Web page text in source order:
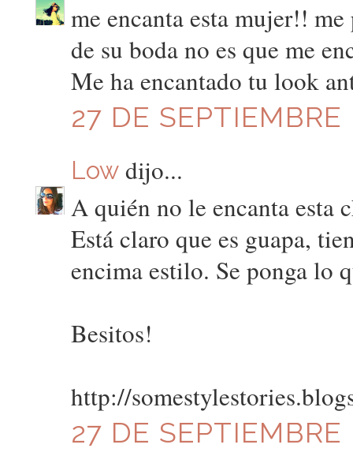
me encanta esta mujer!!
de su boda no es que me
Me ha encantado tu look
27 DE
Lowdijo...
A quién no le encanta esta
Está claro que es guapa,
encima estilo. Se ponga lo
Besitos!
http://
27 DE SEPTIEMBRE